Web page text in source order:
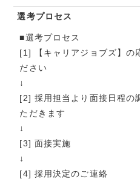
選考プロセス
■選考プロセス
[1] 【キャリアジョブズ】の
ださい
↓
[2] 採用担当より面接日程の
ただきます
↓
[3] 面接実施
↓
[4] 採用決定のご連絡